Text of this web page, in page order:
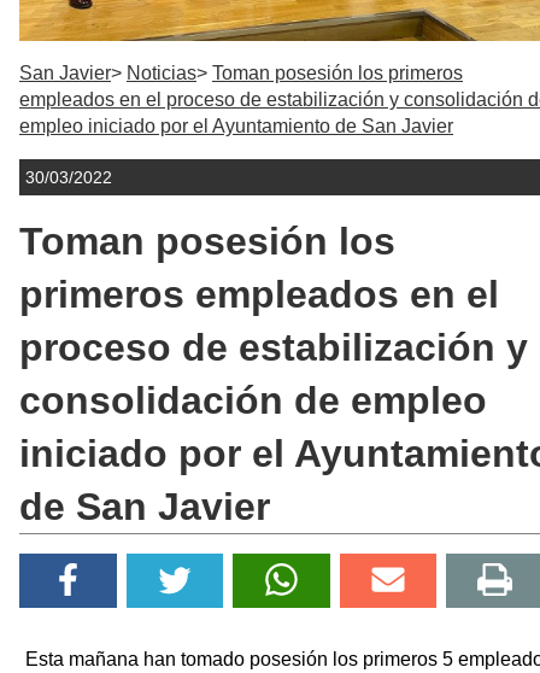
San Javier Noticias
Toman posesión los primeros
empleados en el proceso de estabilización y consolidación
empleo iniciado por el Ayuntamiento de San Javier
30/03/2022
Toman posesión los
primeros empleados en el
proceso de estabilización y
consolidación de empleo
iniciado por el
de San Javier
Esta mañana han tomado posesión los primeros 5